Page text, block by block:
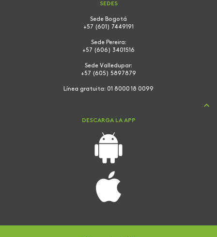
SEDES
Sede Bogotá
+57 (601) 7449191
Sede Pereira:
+57 (606) 3401516
Sede Valledupar:
+57 (605) 5897879
Línea gratuita: 01 8000 18 0099
DESCARGA LA APP